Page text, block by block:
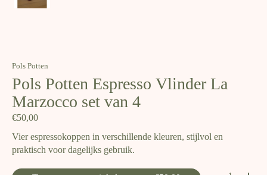
Pols Potten
Pols Potten Espresso Vlinder La
Marzocco set van 4
€50,00
Vier espressokoppen in verschillende kleuren, stijlvol en
praktisch voor dagelijks gebruik.